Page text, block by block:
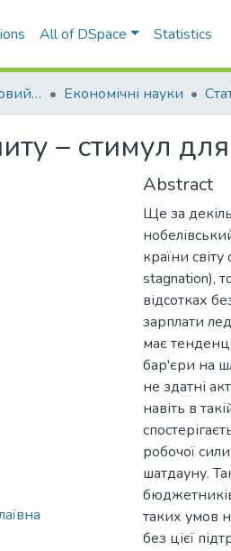
All of DSpace Statistics
04. Економіко-правовий факультет Економічні науки
– стимул для
Abstract
Ще за
країни
stagnation),
відсотках
зарплати
має
бар'єри на
не здатні
навіть в
робочої
шатдауну.
таких умов
без цієї